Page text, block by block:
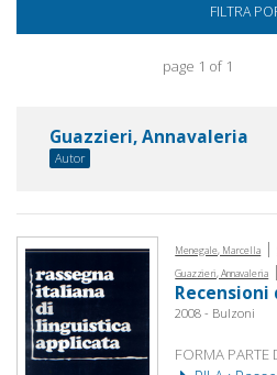
FILTRA
page 1 of 1
Guazzieri, Annavaleria
Autor
Menegale, Marcella |
Guazzieri, Annavaleria |
Recensioni
2008 - Bulzoni
FORMA PARTE